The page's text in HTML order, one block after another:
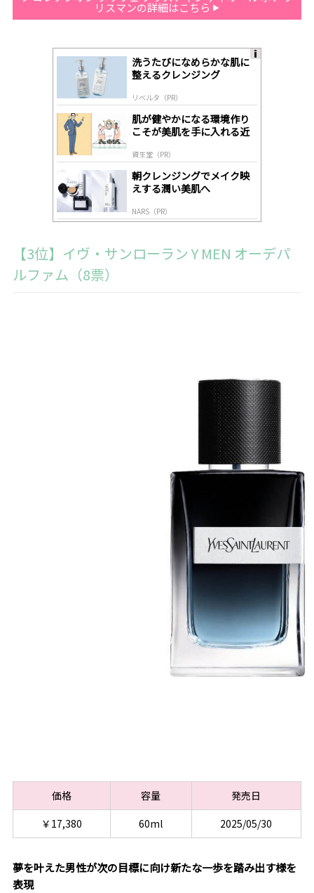
リスマンの詳細はこちら
洗うたびになめらかな肌に
整えるクレンジング
リベルタ（PR）
肌が健やかになる環境作り
こそが美肌を手に入れる近
資生堂（PR）
朝クレンジングでメイク映
えする潤い美肌へ
NARS（PR）
【3位】イヴ・サンローラン Y MEN オーデパ
ルファム（8票）
価格 容量
発売日
￥17,380
60ml 2025/05/30
夢を叶えた男性が次の目標に向け新たな一歩を踏み出す様を
表現